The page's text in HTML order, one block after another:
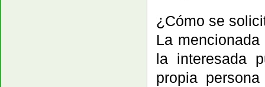
¿Cómo se
La
la interesada
propia